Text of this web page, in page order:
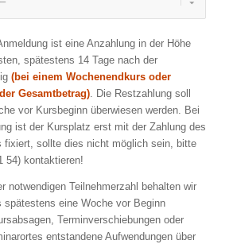
ist eine Anzahlung in der Höhe
spätestens 14 Tage nach der
(bei einem Wochenendkurs oder
Gesamtbetrag). Die Restzahlung soll
vor Kursbeginn überwiesen werden. Bei
ist der Kursplatz erst mit der Zahlung des
fixiert, sollte dies nicht möglich sein, bitte
54) kontaktieren!
notwendigen Teilnehmerzahl behalten wir
spätestens eine Woche vor Beginn
Terminverschiebungen oder
entstandene Aufwendungen über